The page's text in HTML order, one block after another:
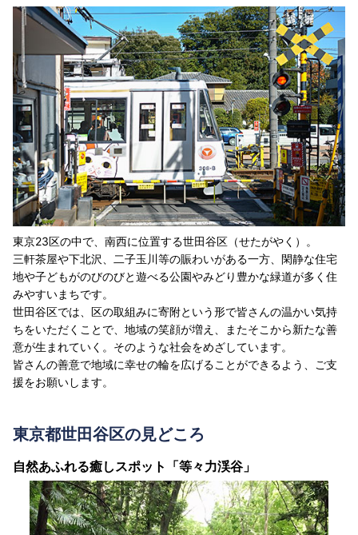
東京23区の中で、南西に位置する世田谷区（せたがやく）。
三軒茶屋や下北沢、二子玉川等の賑わいがある一方、閑静な住宅
地や子どもがのびのびと遊べる公園やみどり豊かな緑道が多く住
みやすいまちです。
世田谷区では、区の取組みに寄附という形で皆さんの温かい気持
ちをいただくことで、地域の笑顔が増え、またそこから新たな善
意が生まれていく。そのような社会をめざしています。
皆さんの善意で地域に幸せの輪を広げることができるよう、ご支
援をお願いします。
東京都世田谷区の見どころ
自然あふれる癒しスポット「等々力渓谷」